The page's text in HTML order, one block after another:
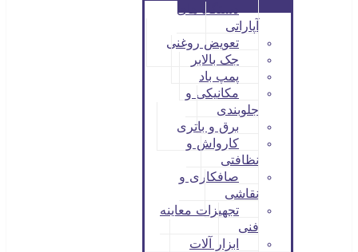
دستگاه های
آپاراتی
تعویض روغنی
جک بالابر
پمپ باد
مکانیکی و
جلوبندی
برق و باتری
کارواش و
نظافتی
صافکاری و
نقاشی
تجهیزات معاینه
فنی
ابزار آلات